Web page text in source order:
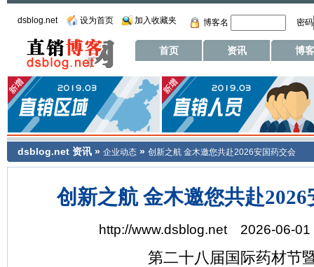
dsblog.net 设为首页 加入收藏夹 博客名 密码
首页 资讯 博客
dsblog.net 资讯 » 企业动态 » 创新之航 金木邀您共赴2026安国药交会
创新之航 金木邀您共赴
http://www.dsblog.net 2026-06-01
第二十八届国际药材节